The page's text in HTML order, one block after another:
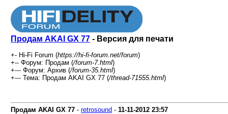
Продам AKAI GX 77 - Версия для печати
+- Hi-Fi Forum (https://hi-fi-forum.net/forum)
+-- Форум: Продам (/forum-7.html)
+--- Форум: Архив (/forum-35.html)
+--- Тема: Продам AKAI GX 77 (/thread-71555.html)
Продам AKAI GX 77 - retrosound - 11-11-2012 23:57